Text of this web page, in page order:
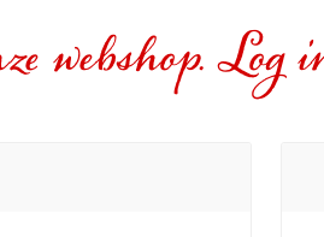
webshop. Log